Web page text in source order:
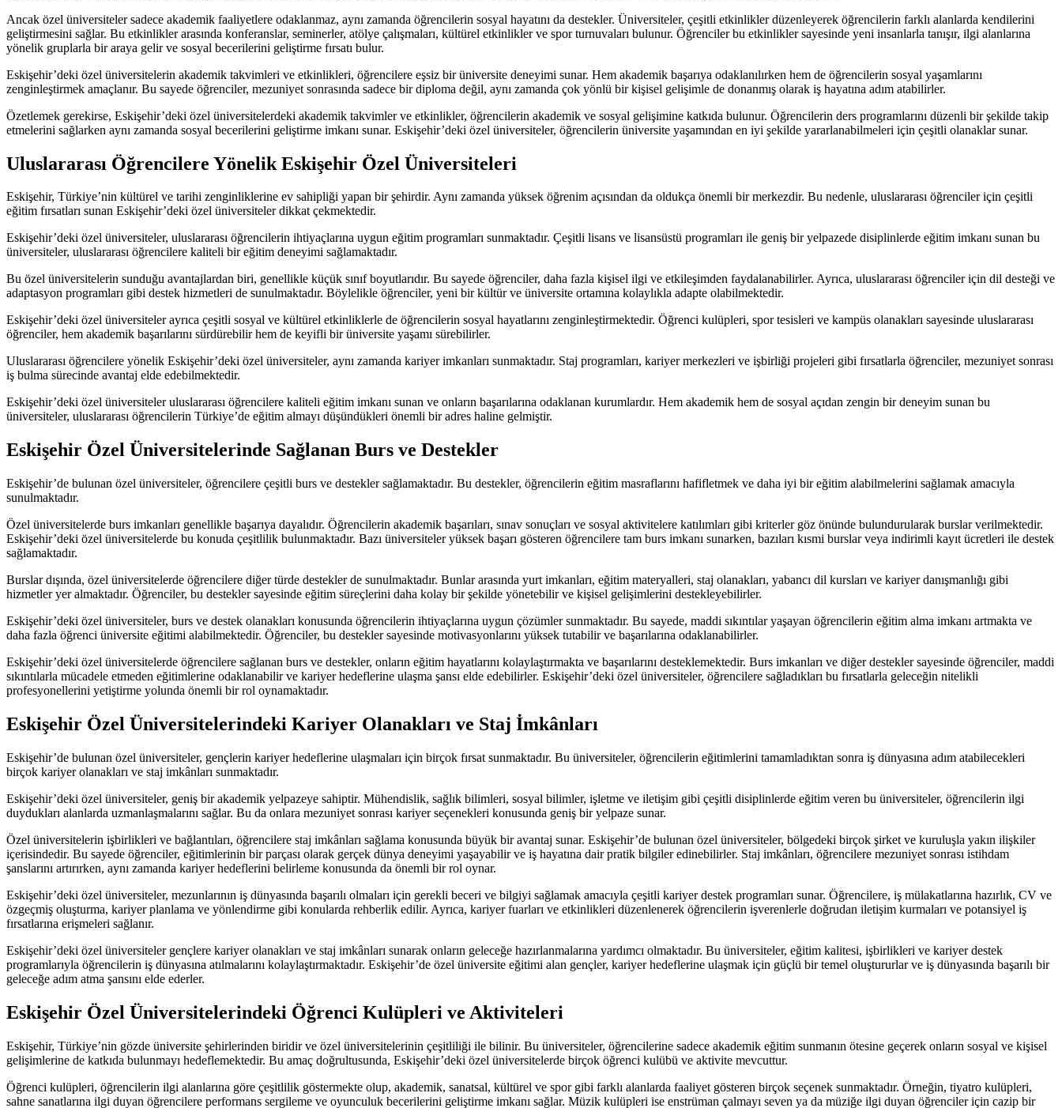
Ancak özel üniversiteler sadece akademik faaliyetlere odaklanmaz, aynı zamanda öğrencilerin sosyal hayatını da destekler. Üniversiteler, çeşitli etkinlikler düzenleyerek öğrencilerin farklı alanlarda kendilerini
geliştirmesini sağlar. Bu etkinlikler arasında konferanslar, seminerler, atölye çalışmaları, kültürel etkinlikler ve spor turnuvaları bulunur. Öğrenciler bu etkinlikler sayesinde yeni insanlarla tanışır, ilgi alanlarına
yönelik gruplarla bir araya gelir ve sosyal becerilerini geliştirme fırsatı bulur.
Eskişehir’deki özel üniversitelerin akademik takvimleri ve etkinlikleri, öğrencilere eşsiz bir üniversite deneyimi sunar. Hem akademik başarıya odaklanılırken hem de öğrencilerin sosyal yaşamlarını
zenginleştirmek amaçlanır. Bu sayede öğrenciler, mezuniyet sonrasında sadece bir diploma değil, aynı zamanda çok yönlü bir kişisel gelişimle de donanmış olarak iş hayatına adım atabilirler.
Özetlemek gerekirse, Eskişehir’deki özel üniversitelerdeki akademik takvimler ve etkinlikler, öğrencilerin akademik ve sosyal gelişimine katkıda bulunur. Öğrencilerin ders programlarını düzenli bir şekilde takip
etmelerini sağlarken aynı zamanda sosyal becerilerini geliştirme imkanı sunar. Eskişehir’deki özel üniversiteler, öğrencilerin üniversite yaşamından en iyi şekilde yararlanabilmeleri için çeşitli olanaklar sunar.
Uluslararası Öğrencilere Yönelik Eskişehir Özel Üniversiteleri
Eskişehir, Türkiye’nin kültürel ve tarihi zenginliklerine ev sahipliği yapan bir şehirdir. Aynı zamanda yüksek öğrenim açısından da oldukça önemli bir merkezdir. Bu nedenle, uluslararası öğrenciler için çeşitli
eğitim fırsatları sunan Eskişehir’deki özel üniversiteler dikkat çekmektedir.
Eskişehir’deki özel üniversiteler, uluslararası öğrencilerin ihtiyaçlarına uygun eğitim programları sunmaktadır. Çeşitli lisans ve lisansüstü programları ile geniş bir yelpazede disiplinlerde eğitim imkanı sunan bu
üniversiteler, uluslararası öğrencilere kaliteli bir eğitim deneyimi sağlamaktadır.
Bu özel üniversitelerin sunduğu avantajlardan biri, genellikle küçük sınıf boyutlarıdır. Bu sayede öğrenciler, daha fazla kişisel ilgi ve etkileşimden faydalanabilirler. Ayrıca, uluslararası öğrenciler için dil desteği ve
adaptasyon programları gibi destek hizmetleri de sunulmaktadır. Böylelikle öğrenciler, yeni bir kültür ve üniversite ortamına kolaylıkla adapte olabilmektedir.
Eskişehir’deki özel üniversiteler ayrıca çeşitli sosyal ve kültürel etkinliklerle de öğrencilerin sosyal hayatlarını zenginleştirmektedir. Öğrenci kulüpleri, spor tesisleri ve kampüs olanakları sayesinde uluslararası
öğrenciler, hem akademik başarılarını sürdürebilir hem de keyifli bir üniversite yaşamı sürebilirler.
Uluslararası öğrencilere yönelik Eskişehir’deki özel üniversiteler, aynı zamanda kariyer imkanları sunmaktadır. Staj programları, kariyer merkezleri ve işbirliği projeleri gibi fırsatlarla öğrenciler, mezuniyet sonrası
iş bulma sürecinde avantaj elde edebilmektedir.
Eskişehir’deki özel üniversiteler uluslararası öğrencilere kaliteli eğitim imkanı sunan ve onların başarılarına odaklanan kurumlardır. Hem akademik hem de sosyal açıdan zengin bir deneyim sunan bu
üniversiteler, uluslararası öğrencilerin Türkiye’de eğitim almayı düşündükleri önemli bir adres haline gelmiştir.
Eskişehir Özel Üniversitelerinde Sağlanan Burs ve Destekler
Eskişehir’de bulunan özel üniversiteler, öğrencilere çeşitli burs ve destekler sağlamaktadır. Bu destekler, öğrencilerin eğitim masraflarını hafifletmek ve daha iyi bir eğitim alabilmelerini sağlamak amacıyla
sunulmaktadır.
Özel üniversitelerde burs imkanları genellikle başarıya dayalıdır. Öğrencilerin akademik başarıları, sınav sonuçları ve sosyal aktivitelere katılımları gibi kriterler göz önünde bulundurularak burslar verilmektedir.
Eskişehir’deki özel üniversitelerde bu konuda çeşitlilik bulunmaktadır. Bazı üniversiteler yüksek başarı gösteren öğrencilere tam burs imkanı sunarken, bazıları kısmi burslar veya indirimli kayıt ücretleri ile destek
sağlamaktadır.
Burslar dışında, özel üniversitelerde öğrencilere diğer türde destekler de sunulmaktadır. Bunlar arasında yurt imkanları, eğitim materyalleri, staj olanakları, yabancı dil kursları ve kariyer danışmanlığı gibi
hizmetler yer almaktadır. Öğrenciler, bu destekler sayesinde eğitim süreçlerini daha kolay bir şekilde yönetebilir ve kişisel gelişimlerini destekleyebilirler.
Eskişehir’deki özel üniversiteler, burs ve destek olanakları konusunda öğrencilerin ihtiyaçlarına uygun çözümler sunmaktadır. Bu sayede, maddi sıkıntılar yaşayan öğrencilerin eğitim alma imkanı artmakta ve
daha fazla öğrenci üniversite eğitimi alabilmektedir. Öğrenciler, bu destekler sayesinde motivasyonlarını yüksek tutabilir ve başarılarına odaklanabilirler.
Eskişehir’deki özel üniversitelerde öğrencilere sağlanan burs ve destekler, onların eğitim hayatlarını kolaylaştırmakta ve başarılarını desteklemektedir. Burs imkanları ve diğer destekler sayesinde öğrenciler, maddi
sıkıntılarla mücadele etmeden eğitimlerine odaklanabilir ve kariyer hedeflerine ulaşma şansı elde edebilirler. Eskişehir’deki özel üniversiteler, öğrencilere sağladıkları bu fırsatlarla geleceğin nitelikli
profesyonellerini yetiştirme yolunda önemli bir rol oynamaktadır.
Eskişehir Özel Üniversitelerindeki Kariyer Olanakları ve Staj İmkânları
Eskişehir’de bulunan özel üniversiteler, gençlerin kariyer hedeflerine ulaşmaları için birçok fırsat sunmaktadır. Bu üniversiteler, öğrencilerin eğitimlerini tamamladıktan sonra iş dünyasına adım atabilecekleri
birçok kariyer olanakları ve staj imkânları sunmaktadır.
Eskişehir’deki özel üniversiteler, geniş bir akademik yelpazeye sahiptir. Mühendislik, sağlık bilimleri, sosyal bilimler, işletme ve iletişim gibi çeşitli disiplinlerde eğitim veren bu üniversiteler, öğrencilerin ilgi
duydukları alanlarda uzmanlaşmalarını sağlar. Bu da onlara mezuniyet sonrası kariyer seçenekleri konusunda geniş bir yelpaze sunar.
Özel üniversitelerin işbirlikleri ve bağlantıları, öğrencilere staj imkânları sağlama konusunda büyük bir avantaj sunar. Eskişehir’de bulunan özel üniversiteler, bölgedeki birçok şirket ve kuruluşla yakın ilişkiler
içerisindedir. Bu sayede öğrenciler, eğitimlerinin bir parçası olarak gerçek dünya deneyimi yaşayabilir ve iş hayatına dair pratik bilgiler edinebilirler. Staj imkânları, öğrencilere mezuniyet sonrası istihdam
şanslarını artırırken, aynı zamanda kariyer hedeflerini belirleme konusunda da önemli bir rol oynar.
Eskişehir’deki özel üniversiteler, mezunlarının iş dünyasında başarılı olmaları için gerekli beceri ve bilgiyi sağlamak amacıyla çeşitli kariyer destek programları sunar. Öğrencilere, iş mülakatlarına hazırlık, CV ve
özgeçmiş oluşturma, kariyer planlama ve yönlendirme gibi konularda rehberlik edilir. Ayrıca, kariyer fuarları ve etkinlikleri düzenlenerek öğrencilerin işverenlerle doğrudan iletişim kurmaları ve potansiyel iş
fırsatlarına erişmeleri sağlanır.
Eskişehir’deki özel üniversiteler gençlere kariyer olanakları ve staj imkânları sunarak onların geleceğe hazırlanmalarına yardımcı olmaktadır. Bu üniversiteler, eğitim kalitesi, işbirlikleri ve kariyer destek
programlarıyla öğrencilerin iş dünyasına atılmalarını kolaylaştırmaktadır. Eskişehir’de özel üniversite eğitimi alan gençler, kariyer hedeflerine ulaşmak için güçlü bir temel oluştururlar ve iş dünyasında başarılı bir
geleceğe adım atma şansını elde ederler.
Eskişehir Özel Üniversitelerindeki Öğrenci Kulüpleri ve Aktiviteleri
Eskişehir, Türkiye’nin gözde üniversite şehirlerinden biridir ve özel üniversitelerinin çeşitliliği ile bilinir. Bu üniversiteler, öğrencilerine sadece akademik eğitim sunmanın ötesine geçerek onların sosyal ve kişisel
gelişimlerine de katkıda bulunmayı hedeflemektedir. Bu amaç doğrultusunda, Eskişehir’deki özel üniversitelerde birçok öğrenci kulübü ve aktivite mevcuttur.
Öğrenci kulüpleri, öğrencilerin ilgi alanlarına göre çeşitlilik göstermekte olup, akademik, sanatsal, kültürel ve spor gibi farklı alanlarda faaliyet gösteren birçok seçenek sunmaktadır. Örneğin, tiyatro kulüpleri,
sahne sanatlarına ilgi duyan öğrencilere performans sergileme ve oyunculuk becerilerini geliştirme imkanı sağlar. Müzik kulüpleri ise enstrüman çalmayı seven ya da müziğe ilgi duyan öğrenciler için cazip bir